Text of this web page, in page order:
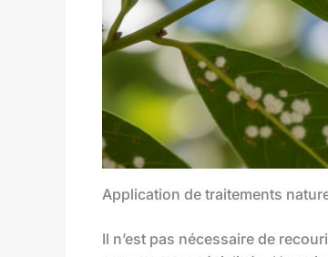
Application de traitements
Il n’est pas nécessaire de